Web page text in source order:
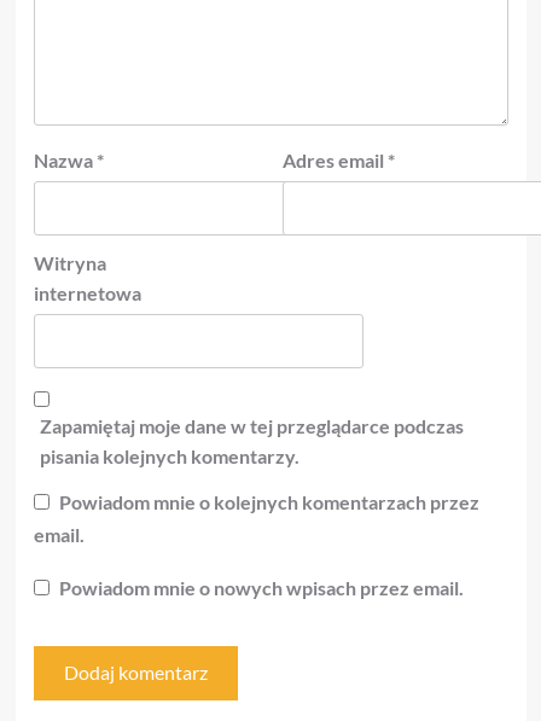
Nazwa * Adres email *
Witryna
internetowa
Zapamiętaj moje dane w tej przeglądarce podczas
pisania kolejnych komentarzy.
Powiadom mnie o kolejnych komentarzach przez
email.
Powiadom mnie o nowych wpisach przez email.